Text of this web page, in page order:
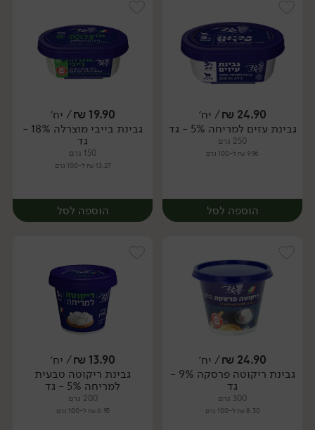
יח׳ יח׳
24.90
₪/ יח׳
גבינת עזים למריחה 5% - גד
250 גרם
9.96 ₪ ל-100 גרם
הוספה לסל
יח׳
19.90
₪/ יח׳
גבינת בייבי מוצרלה 18% -
גד
150 גרם
13.27 ₪ ל-100 גרם
הוספה לסל
יח׳
24.90
₪/ יח׳
גבינת ריקוטה פרסקה 9% -
גד
300 גרם
8.30 ₪ ל-100 גרם
13.90
₪/ יח׳
גבינת ריקוטה טבעית
למריחה 5% - גד
200 גרם
6.95 ₪ ל-100 גרם